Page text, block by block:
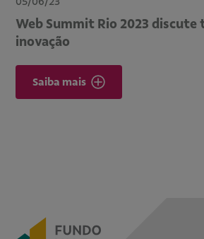
Web Summit Rio 2023 discute
inovação
Saiba mais